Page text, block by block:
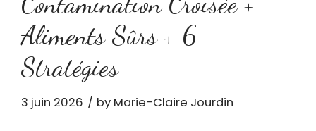
Aliments Sûrs + 6
Stratégies
3 juin 2026 by Marie-Claire Jourdin